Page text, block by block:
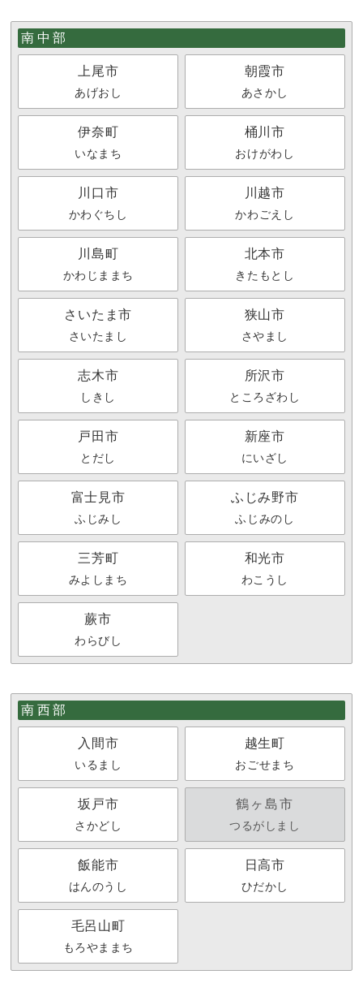
南中部
上尾市
あげおし
朝霞市
あさかし
伊奈町
いなまち
桶川市
おけがわし
川口市
かわぐちし
川越市
かわごえし
川島町
かわじままち
北本市
きたもとし
さいたま市
さいたまし
狭山市
さやまし
志木市
しきし
所沢市
ところざわし
戸田市
とだし
新座市
にいざし
富士見市
ふじみし
ふじみ野市
ふじみのし
三芳町
みよしまち
和光市
わこうし
蕨市
わらびし
南西部
入間市
いるまし
越生町
おごせまち
坂戸市
さかどし
鶴ヶ島市
つるがしまし
飯能市
はんのうし
日高市
ひだかし
毛呂山町
もろやままち